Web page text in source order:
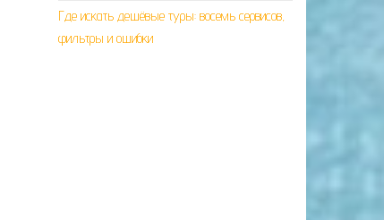
Где искать дешёвые туры: восемь сервисов,
фильтры и ошибки